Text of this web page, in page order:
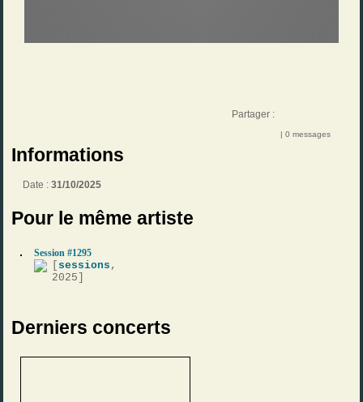
Partager :
| 0 messages
Informations
Date :31/10/2025
Pour le même artiste
Session #1295
sessions ,
2025]
Derniers concerts